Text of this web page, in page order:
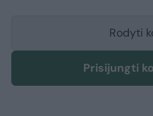
Rodyti
Prisijungti